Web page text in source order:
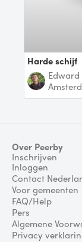
Harde schijf
Edward
Over Peerby
Inschrijven
Inloggen
Contact
Voor gemeenten
FAQ/Help
Pers
Algemene
Privacy